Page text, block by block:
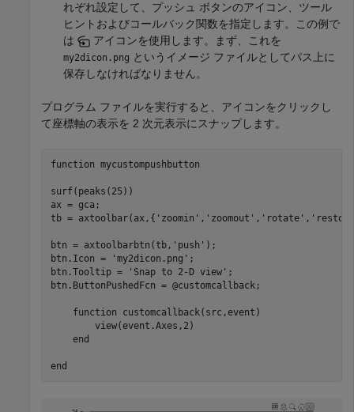
れぞれ設定して、プッシュ ボタンのアイコン、ツール
ヒントおよびコールバック関数を指定します。この例で
は
アイコンを使用します。まず、これを
my2dicon.png というイメージ ファイルとしてパス上に
保存しなければなりません。
プログラム ファイルを実行すると、アイコンをクリックし
て座標軸の表示を 2 次元表示にスナップします。
function mycustompushbutton
surf(peaks(25))
ax = gca;
tb = axtoolbar(ax,{ 'zoomin' , 'zoomout' , 'rotate' ,
btn = axtoolbarbtn(tb, 'push' );
btn.Icon =
'my2dicon.png' ;
btn.Tooltip =
'Snap to 2-D view' ;
btn.ButtonPushedFcn = @customcallback;
function customcallback(src,event)
        view(event.Axes,2)
end
end